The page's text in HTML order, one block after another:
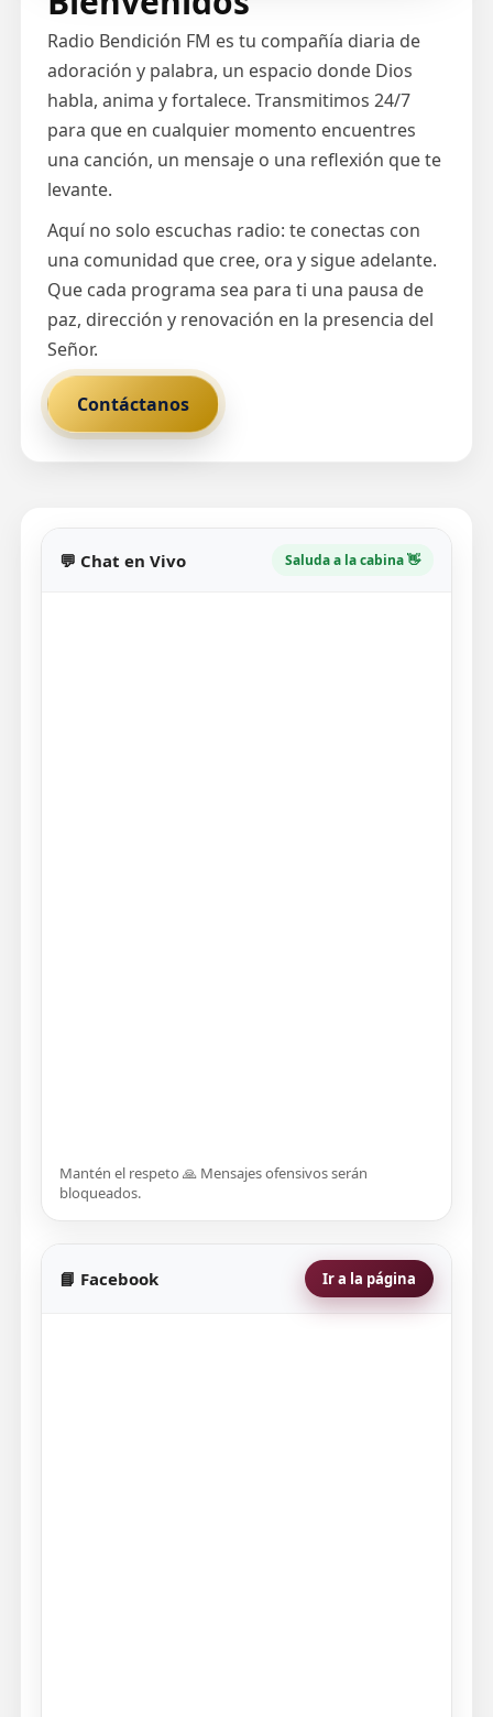
Radio Bendición FM es tu compañía diaria de
adoración y palabra, un espacio donde Dios
habla, anima y fortalece. Transmitimos 24/7
para que en cualquier momento encuentres
una canción, un mensaje o una reflexión que te
levante.
Aquí no solo escuchas radio: te conectas con
una comunidad que cree, ora y sigue adelante.
Que cada programa sea para ti una pausa de
paz, dirección y renovación en la presencia del
Señor.
Contáctanos
💬 Chat en Vivo Saluda a la cabina 👋
Mantén el respeto 🙏 Mensajes ofensivos serán
bloqueados.
📘 Facebook Ir a la página